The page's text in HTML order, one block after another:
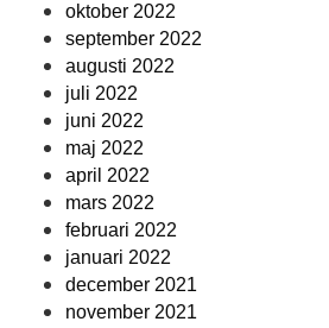
oktober 2022
september 2022
augusti 2022
juli 2022
juni 2022
maj 2022
april 2022
mars 2022
februari 2022
januari 2022
december 2021
november 2021